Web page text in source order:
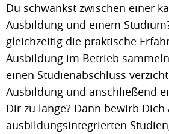
Du schwankst zwischen einer
Ausbildung und einem
gleichzeitig die praktische
Ausbildung im Betrieb
einen Studienabschluss
Ausbildung und anschließend
Dir zu lange? Dann bewirb
ausbildungsintegrierten